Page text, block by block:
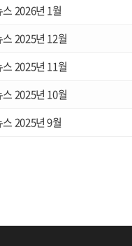
2026년 1월
2025년 12월
2025년 11월
2025년 10월
2025년 9월